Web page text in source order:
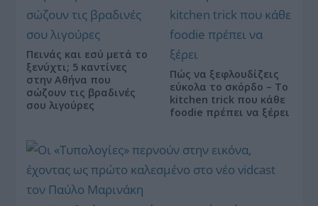
Πεινάς και εσύ μετά το
ξενύχτι; 5 καντίνες
στην Αθήνα που
σώζουν τις βραδινές
σου λιγούρες
Πώς να ξεφλουδίζεις
εύκολα το σκόρδο – Το
kitchen trick που κάθε
foodie πρέπει να ξέρει